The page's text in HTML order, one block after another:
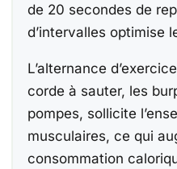
de 20 secondes de
d’intervalles optimise
L’alternance
corde à sauter, les
pompes, sollicite
musculaires, ce qui
consommation